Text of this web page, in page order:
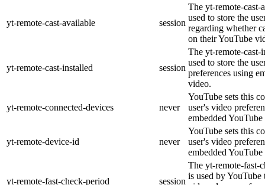
yt-remote-cast-available session
The yt-remote-cast-
used to store the
regarding whether
on their YouTube
yt-remote-cast-installed session
The yt-remote-cast-
used to store the
preferences using
video.
yt-remote-connected-devices never
YouTube sets this
user's video
embedded
yt-remote-device-id never
YouTube sets this
user's video
embedded
yt-remote-fast-check-period session
The yt-remote-fast-
is used by YouTube